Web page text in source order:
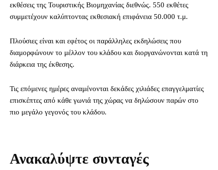
εκθέσεις της Τουριστικής Βιομηχανίας διεθνώς. 550 εκθέτες
συμμετέχουν καλύπτοντας εκθεσιακή επιφάνεια 50.000 τ.μ.
Πλούσιες είναι και εφέτος οι παράλληλες εκδηλώσεις που
διαμορφώνουν το μέλλον του κλάδου και διοργανώνονται κατά τη
διάρκεια της έκθεσης.
Τις επόμενες ημέρες αναμένονται δεκάδες χιλιάδες επαγγελματίες
επισκέπτες από κάθε γωνιά της χώρας να δηλώσουν παρών στο
πιο μεγάλο γεγονός του κλάδου.
Ανακαλύψτε συνταγές